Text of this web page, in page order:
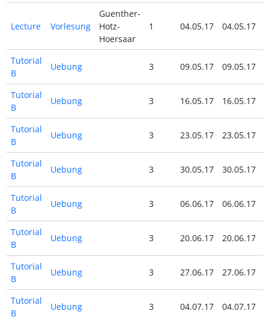
Lecture Vorlesung
Guenther-
Hotz-
Hoersaar
1 04.05.17 04.05.17
Tutorial
B
Uebung 3 09.05.17 09.05.17
Tutorial
B
Uebung 3 16.05.17 16.05.17
Tutorial
B
Uebung 3 23.05.17 23.05.17
Tutorial
B
Uebung 3 30.05.17 30.05.17
Tutorial
B
Uebung 3 06.06.17 06.06.17
Tutorial
B
Uebung 3 20.06.17 20.06.17
Tutorial
B
Uebung 3 27.06.17 27.06.17
Tutorial
B
Uebung 3 04.07.17 04.07.17